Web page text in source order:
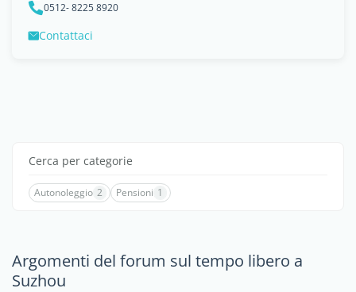
0512- 8225 8920
Contattaci
Cerca per categorie
Autonoleggio 2 Pensioni 1
Argomenti del forum sul tempo libero a
Suzhou